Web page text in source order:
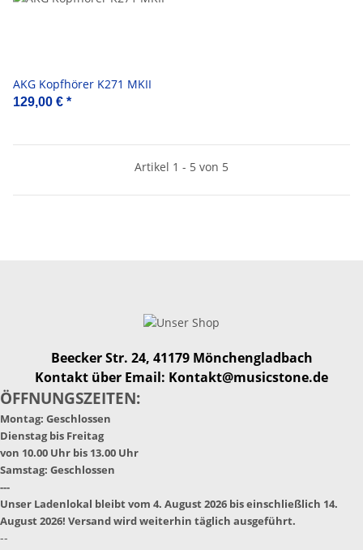
AKG Kopfhörer K271 MKII
129,00 € *
Artikel 1 - 5 von 5
Beecker Str. 24, 41179 Mönchengladbach
Kontakt über Email: Kontakt@musicstone.de
ÖFFNUNGSZEITEN:
Montag: Geschlossen
Dienstag bis Freitag
von 10.00 Uhr bis 13.00 Uhr
Samstag: Geschlossen
---
Unser Ladenlokal bleibt vom 4. August 2026 bis einschließlich 14.
August 2026! Versand wird weiterhin täglich ausgeführt.
--